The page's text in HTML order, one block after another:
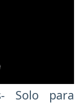
Solo para